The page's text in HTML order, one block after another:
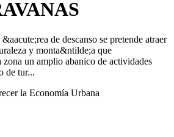
de descanso se pretende atraer
y monta&ntilde;a que
un amplio abanico de actividades
de tur...
la Economía Urbana